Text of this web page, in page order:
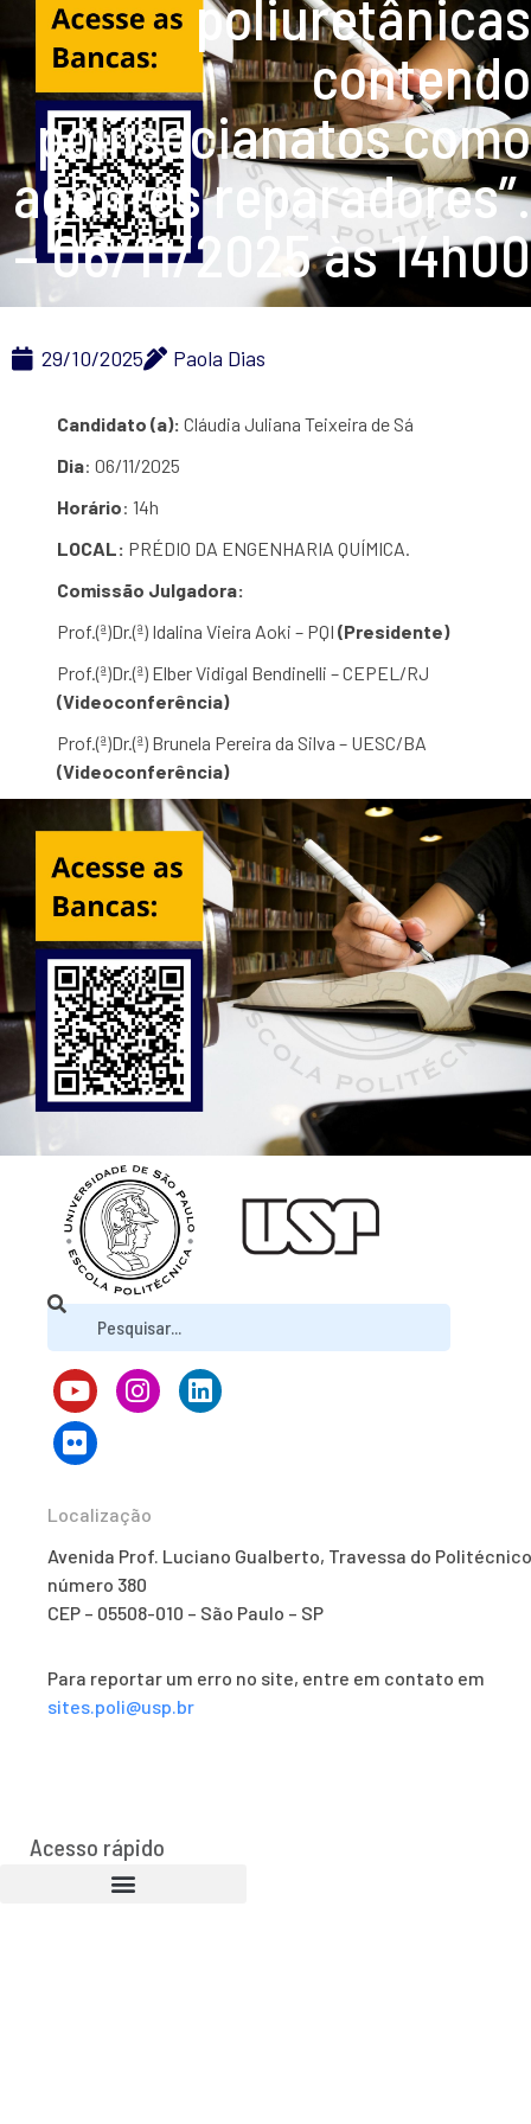
poliuretânicas
contendo
poliisocianatos como
agentes reparadores”.
– 06/11/2025 às 14h00
29/10/2025 Paola Dias
Candidato (a):Cláudia Juliana Teixeira de Sá
Dia: 06/11/2025
Horário: 14h
LOCAL: PRÉDIO DA ENGENHARIA QUÍMICA.
Comissão Julgadora:
Prof.(ª)Dr.(ª) Idalina Vieira Aoki – PQI(Presidente)
Prof.(ª)Dr.(ª) Elber Vidigal Bendinelli – CEPEL/RJ
(Videoconferência)
Prof.(ª)Dr.(ª) Brunela Pereira da Silva – UESC/BA
(Videoconferência)
Localização
Avenida Prof. Luciano Gualberto, Travessa do
número 380
CEP – 05508-010 – São Paulo – SP
Para reportar um erro no site, entre em contato em
sites.poli@usp.br
Acesso rápido